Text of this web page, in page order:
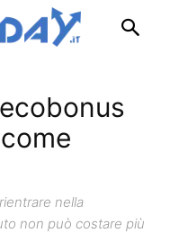
nella
non può costare più